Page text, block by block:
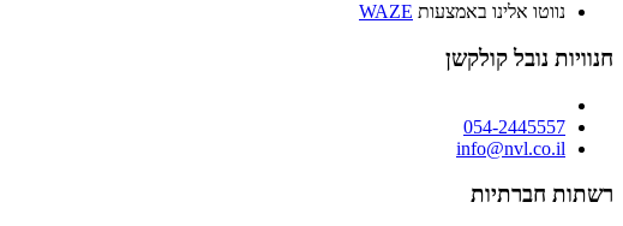
נווטו אלינו באמצעות WAZE
חנוויות נובל קולקשן
054-2445557
info@nvl.co.il
רשתות חברתיות